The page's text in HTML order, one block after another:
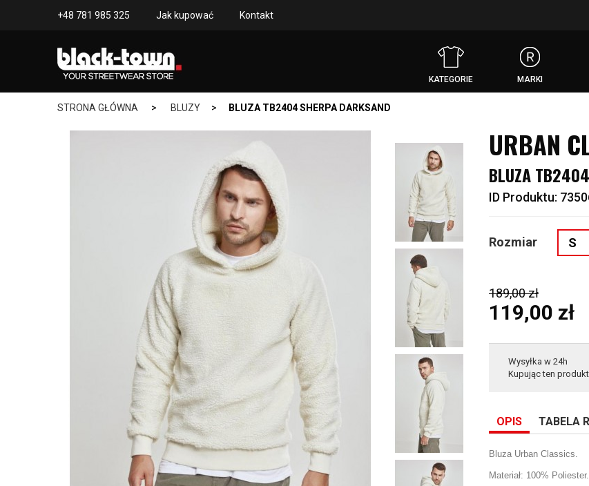
+48 781 985 325 Jak kupować Kontakt
KATEGORIE MARKI
STRONA GŁÓWNA > BLUZY > BLUZA TB2404 SHERPA DARKSAND
URBAN
BLUZA
ID Produktu:
Rozmiar S
189,00 zł
119,00 zł
Wysyłka w 24h
Kupując ten
OPIS TABELA
Bluza Urban Classics.
Materiał: 100% Poliester.